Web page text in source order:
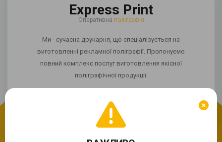
Express Print
Оперативна поліграфія
Ми - сучасна друкарня, що спеціалізується на
виготовленні рекламної поліграфії. Пропонуємо
повний комплекс послуг виготовлення якісної
поліграфічної продукції.